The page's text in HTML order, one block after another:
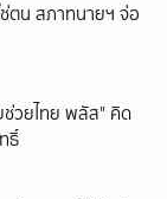
ตน สภาทนายฯ จ่อ
ช่วยไทย พลัส" คิด
ธิ์